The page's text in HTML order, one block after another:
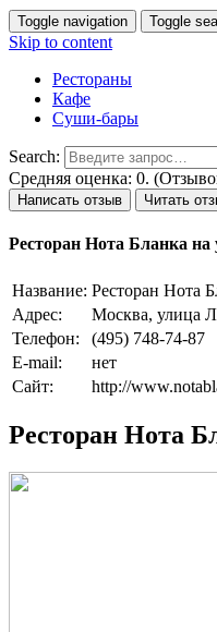
Toggle navigation Toggle
Skip to content
Рестораны
Кафе
Суши-бары
Search:
Средняя оценка: 0.
Написать отзыв Читать
Ресторан Нота Бланка на
Название: Ресторан Нота
Адрес:
Москва, улица
Телефон:
(495) 748-74-87
E-mail:
нет
Сайт:
http://
Ресторан Нота